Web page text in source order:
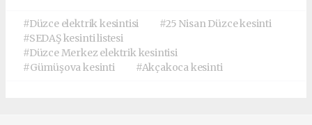
#Düzce elektrik kesintisi
#25 Nisan Düzce kesinti
#SEDAŞ kesinti listesi
#Düzce Merkez elektrik kesintisi
#Gümüşova kesinti
#Akçakoca kesinti